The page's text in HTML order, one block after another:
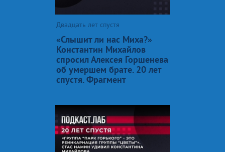
Двадцать лет спустя
«Слышит ли нас Миха?»
Константин Михайлов
спросил Алексея Горшенева
об умершем брате. 20 лет
спустя. Фрагмент